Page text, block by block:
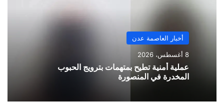
أخبار العاصمة عدن
8 أغسطس، 2026
عملية أمنية تطيح بمتهمات بترويج الحبوب
المخدرة في المنصورة